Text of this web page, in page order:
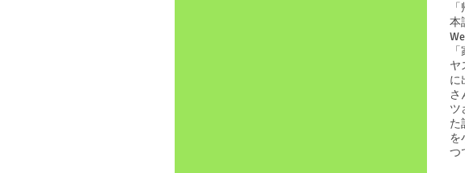
本
ヤ
に
さ
ツ
た
を
つ